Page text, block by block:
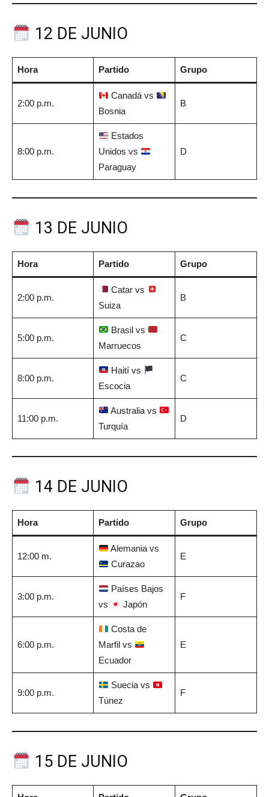
12 DE JUNIO
Hora Partido Grupo
2:00 p.m.
Canadá vs
Bosnia
B
8:00 p.m.
Estados
Unidos vs
Paraguay
D
13 DE JUNIO
Hora Partido Grupo
2:00 p.m.
Catar vs
Suiza
B
5:00 p.m.
Brasil vs
Marruecos
C
8:00 p.m.
Haití vs
Escocia
C
11:00 p.m.
Australia vs
Turquía
D
14 DE JUNIO
Hora Partido Grupo
12:00 m.
Alemania vs
Curazao
E
3:00 p.m.
Países Bajos
vs
Japón
F
6:00 p.m.
Costa de
Marfil vs
Ecuador
E
9:00 p.m.
Suecia vs
Túnez
F
15 DE JUNIO